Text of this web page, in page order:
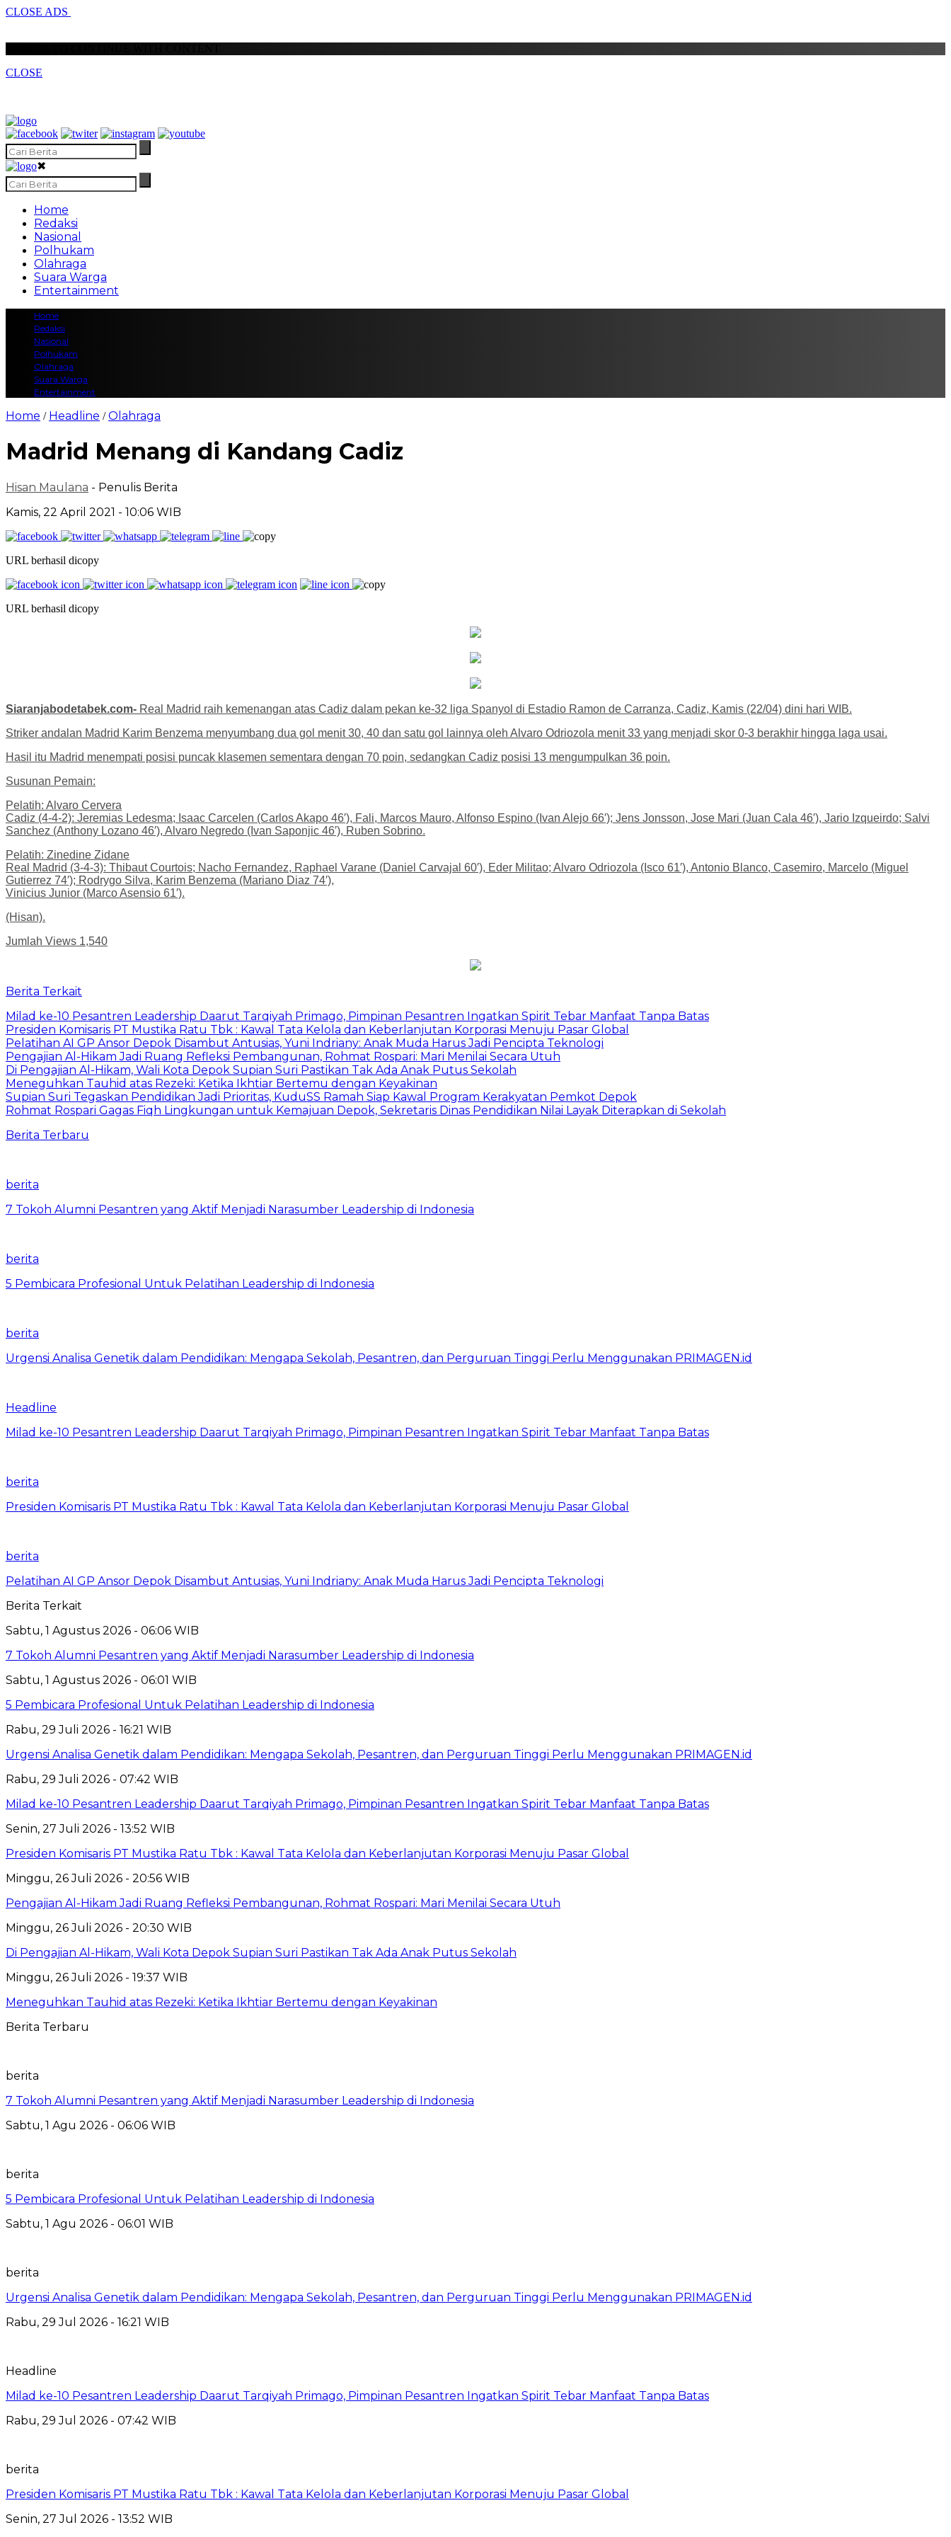
CLOSE ADS
CLOSE
✖
Home
Redaksi
Nasional
Polhukam
Olahraga
Suara Warga
Entertainment
Home
Redaksi
Nasional
Polhukam
Olahraga
Suara Warga
Entertainment
Home / Headline /Olahraga
Madrid Menang di Kandang Cadiz
Hisan Maulana - Penulis Berita
Kamis, 22 April 2021 - 10:06 WIB
URL berhasil dicopy
URL berhasil dicopy
Siaranjabodetabek.com- Real Madrid raih kemenangan atas Cadiz dalam pekan ke-32 liga Spanyol di Estadio Ramon de Carranza, Cadiz, Kamis (22/04) dini hari WIB.
Striker andalan Madrid Karim Benzema menyumbang dua gol menit 30, 40 dan satu gol lainnya oleh Alvaro Odriozola menit 33 yang menjadi skor 0-3 berakhir hingga laga usai.
Hasil itu Madrid menempati posisi puncak klasemen sementara dengan 70 poin, sedangkan Cadiz posisi 13 mengumpulkan 36 poin.
Susunan Pemain:
Pelatih: Alvaro Cervera
Cadiz (4-4-2): Jeremias Ledesma; Isaac Carcelen (Carlos Akapo 46′), Fali, Marcos Mauro, Alfonso Espino (Ivan Alejo 66′); Jens Jonsson, Jose Mari (Juan Cala 46′), Jario Izqueirdo; Salvi
Sanchez (Anthony Lozano 46′), Alvaro Negredo (Ivan Saponjic 46′), Ruben Sobrino.
Pelatih: Zinedine Zidane
Real Madrid (3-4-3): Thibaut Courtois; Nacho Fernandez, Raphael Varane (Daniel Carvajal 60′), Eder Militao; Alvaro Odriozola (Isco 61′), Antonio Blanco, Casemiro, Marcelo (Miguel
Gutierrez 74′); Rodrygo Silva, Karim Benzema (Mariano Diaz 74′),
Vinicius Junior (Marco Asensio 61′).
(Hisan).
Jumlah Views 1,540
Berita Terkait
Milad ke-10 Pesantren Leadership Daarut Tarqiyah Primago, Pimpinan Pesantren Ingatkan Spirit Tebar Manfaat Tanpa Batas
Presiden Komisaris PT Mustika Ratu Tbk : Kawal Tata Kelola dan Keberlanjutan Korporasi Menuju Pasar Global
Pelatihan AI GP Ansor Depok Disambut Antusias, Yuni Indriany: Anak Muda Harus Jadi Pencipta Teknologi
Pengajian Al-Hikam Jadi Ruang Refleksi Pembangunan, Rohmat Rospari: Mari Menilai Secara Utuh
Di Pengajian Al-Hikam, Wali Kota Depok Supian Suri Pastikan Tak Ada Anak Putus Sekolah
Meneguhkan Tauhid atas Rezeki: Ketika Ikhtiar Bertemu dengan Keyakinan
Supian Suri Tegaskan Pendidikan Jadi Prioritas, KuduSS Ramah Siap Kawal Program Kerakyatan Pemkot Depok
Rohmat Rospari Gagas Fiqh Lingkungan untuk Kemajuan Depok, Sekretaris Dinas Pendidikan Nilai Layak Diterapkan di Sekolah
Berita Terbaru
berita
7 Tokoh Alumni Pesantren yang Aktif Menjadi Narasumber Leadership di Indonesia
berita
5 Pembicara Profesional Untuk Pelatihan Leadership di Indonesia
berita
Urgensi Analisa Genetik dalam Pendidikan: Mengapa Sekolah, Pesantren, dan Perguruan Tinggi Perlu Menggunakan PRIMAGEN.id
Headline
Milad ke-10 Pesantren Leadership Daarut Tarqiyah Primago, Pimpinan Pesantren Ingatkan Spirit Tebar Manfaat Tanpa Batas
berita
Presiden Komisaris PT Mustika Ratu Tbk : Kawal Tata Kelola dan Keberlanjutan Korporasi Menuju Pasar Global
berita
Pelatihan AI GP Ansor Depok Disambut Antusias, Yuni Indriany: Anak Muda Harus Jadi Pencipta Teknologi
Berita Terkait
Sabtu, 1 Agustus 2026 - 06:06 WIB
7 Tokoh Alumni Pesantren yang Aktif Menjadi Narasumber Leadership di Indonesia
Sabtu, 1 Agustus 2026 - 06:01 WIB
5 Pembicara Profesional Untuk Pelatihan Leadership di Indonesia
Rabu, 29 Juli 2026 - 16:21 WIB
Urgensi Analisa Genetik dalam Pendidikan: Mengapa Sekolah, Pesantren, dan Perguruan Tinggi Perlu Menggunakan PRIMAGEN.id
Rabu, 29 Juli 2026 - 07:42 WIB
Milad ke-10 Pesantren Leadership Daarut Tarqiyah Primago, Pimpinan Pesantren Ingatkan Spirit Tebar Manfaat Tanpa Batas
Senin, 27 Juli 2026 - 13:52 WIB
Presiden Komisaris PT Mustika Ratu Tbk : Kawal Tata Kelola dan Keberlanjutan Korporasi Menuju Pasar Global
Minggu, 26 Juli 2026 - 20:56 WIB
Pengajian Al-Hikam Jadi Ruang Refleksi Pembangunan, Rohmat Rospari: Mari Menilai Secara Utuh
Minggu, 26 Juli 2026 - 20:30 WIB
Di Pengajian Al-Hikam, Wali Kota Depok Supian Suri Pastikan Tak Ada Anak Putus Sekolah
Minggu, 26 Juli 2026 - 19:37 WIB
Meneguhkan Tauhid atas Rezeki: Ketika Ikhtiar Bertemu dengan Keyakinan
Berita Terbaru
berita
7 Tokoh Alumni Pesantren yang Aktif Menjadi Narasumber Leadership di Indonesia
Sabtu, 1 Agu 2026 - 06:06 WIB
berita
5 Pembicara Profesional Untuk Pelatihan Leadership di Indonesia
Sabtu, 1 Agu 2026 - 06:01 WIB
berita
Urgensi Analisa Genetik dalam Pendidikan: Mengapa Sekolah, Pesantren, dan Perguruan Tinggi Perlu Menggunakan PRIMAGEN.id
Rabu, 29 Jul 2026 - 16:21 WIB
Headline
Milad ke-10 Pesantren Leadership Daarut Tarqiyah Primago, Pimpinan Pesantren Ingatkan Spirit Tebar Manfaat Tanpa Batas
Rabu, 29 Jul 2026 - 07:42 WIB
berita
Presiden Komisaris PT Mustika Ratu Tbk : Kawal Tata Kelola dan Keberlanjutan Korporasi Menuju Pasar Global
Senin, 27 Jul 2026 - 13:52 WIB